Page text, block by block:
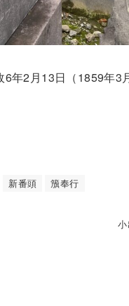
6年2月13日（1859年3
新番頭 籏奉行